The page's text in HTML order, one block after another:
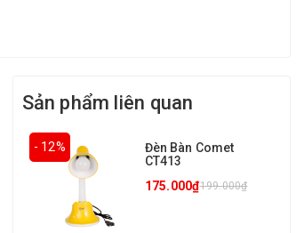
Sản phẩm liên quan
- 12%
Đèn Bàn Comet
CT413
199.000₫
175.000₫